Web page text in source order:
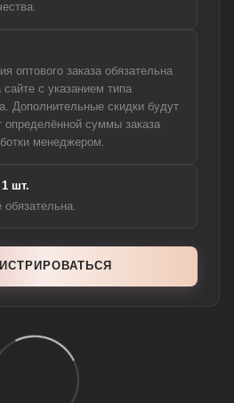
оптового заказа обязательна
сайте с указанием типа
Дополнительные скидки будут
определённой суммы заказа
менеджером.
шт.
обязательна.